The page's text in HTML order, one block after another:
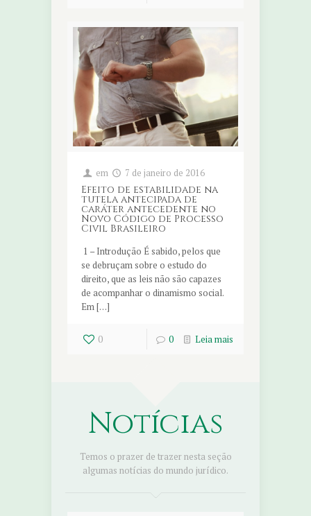
em 7 de janeiro de 2016
Efeito de estabilidade na
tutela antecipada de
caráter antecedente no
Novo Código de Processo
Civil Brasileiro
1 – Introdução É sabido, pelos que
se debruçam sobre o estudo do
direito, que as leis não são capazes
de acompanhar o dinamismo social.
Em […]
0 0 Leia mais
Notícias
Temos o prazer de trazer nesta seção
algumas notícias do mundo jurídico.